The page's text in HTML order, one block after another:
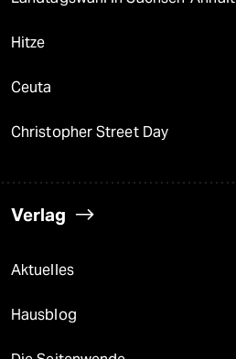
Hitze
Ceuta
Christopher Street Day
Verlag
Aktuelles
Hausblog